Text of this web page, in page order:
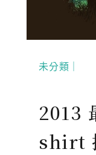
未分類｜
2013
shirt